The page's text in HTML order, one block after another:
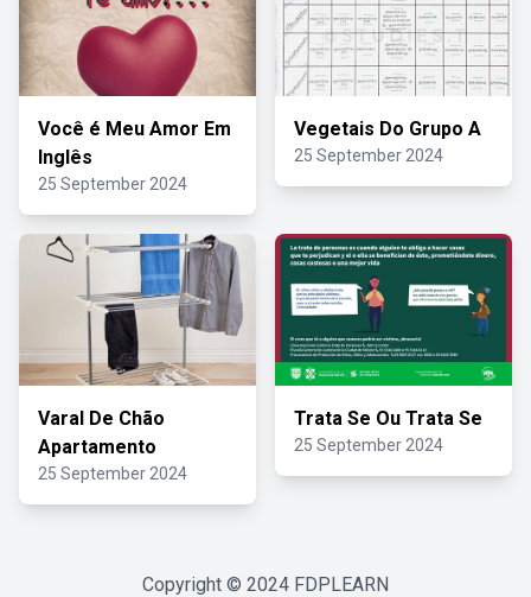
Você é Meu Amor Em
Inglês
25 September 2024
Vegetais Do Grupo A
25 September 2024
Varal De Chão
Apartamento
25 September 2024
Trata Se Ou Trata Se
25 September 2024
Copyright © 2024 FDPLEARN